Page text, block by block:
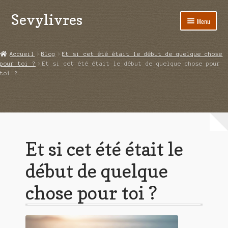
Aller
Aller
au
Sevylivres Menu
A l’abri de la différence trilogie
Alice ça glisse au pays du réveil
Commande
Accueil Blog
Et si cet été était le début de quelque chose
pour toi ?
Et si cet été était le début de quelque chose pour
toi ?
Et si cet été était le
début de quelque
chose pour toi ?